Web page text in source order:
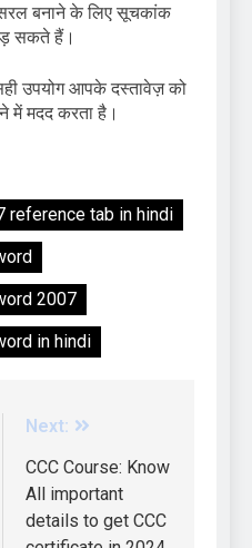
बनाने के लिए सूचकांक
सकते हैं।
उपयोग आपके दस्तावेज़ को
में मदद करता है।
reference tab in hindi
2007
in hindi
Next:
CCC Course: Know
All important
details to get CCC